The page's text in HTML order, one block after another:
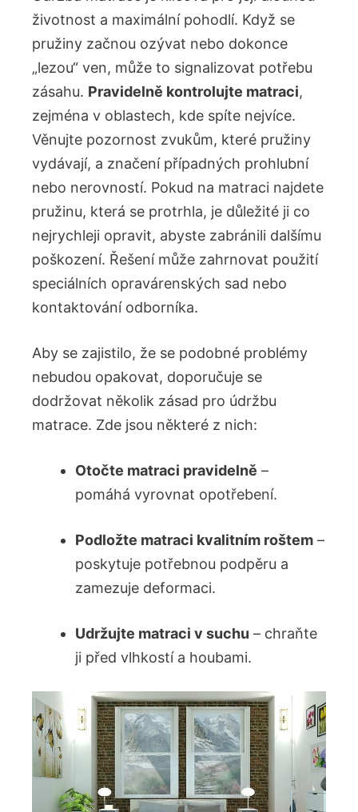
životnost a maximální pohodlí. Když se
pružiny začnou‌ ozývat nebo dokonce
„lezou“ ⁢ven, může to signalizovat potřebu
zásahu. Pravidelně ⁢kontrolujte matraci,
zejména⁤ v oblastech,⁣ kde spíte nejvíce.
Věnujte pozornost zvukům, které ⁣pružiny
vydávají, a ​značení případných‍ prohlubní
nebo nerovností. Pokud na matraci najdete
pružinu, která se protrhla, je důležité ji co​
nejrychleji ⁤opravit, abyste zabránili dalšímu
poškození. Řešení může ‌zahrnovat použití
speciálních opravárenských sad ⁤nebo
kontaktování odborníka.
Aby⁢ se zajistilo, ‍že se podobné problémy⁤
nebudou ⁤opakovat, doporučuje se
dodržovat několik ‍zásad pro údržbu
matrace. Zde jsou některé z nich:
Otočte ⁣matraci pravidelně –
pomáhá ‍vyrovnat opotřebení.
Podložte matraci kvalitním‍ roštem –
poskytuje potřebnou podpěru a
zamezuje deformaci.
Udržujte matraci v suchu – chraňte
ji před vlhkostí ‌a ⁣houbami.